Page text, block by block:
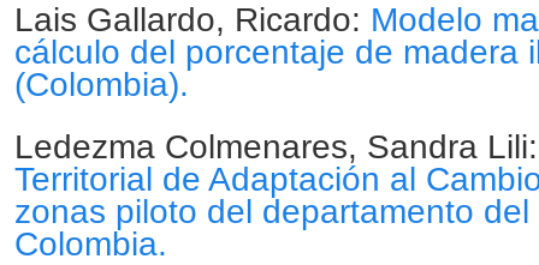
Lais Gallardo, Ricardo: Modelo
cálculo del porcentaje de madera
(Colombia).
Ledezma Colmenares, Sandra
Territorial de Adaptación al
zonas piloto del departamento del
Colombia.